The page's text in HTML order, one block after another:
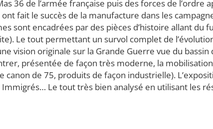
36 de l’armée française puis des forces de l’ordre
fait le succès de la manufacture dans les
sont encadrées par des pièces d’histoire allant du
Le tout permettant un survol complet de
vision originale sur la Grande Guerre vue du bassin
présentée de façon très moderne, la
de 75, produits de façon industrielle).
Le tout très bien analysé en utilisant les